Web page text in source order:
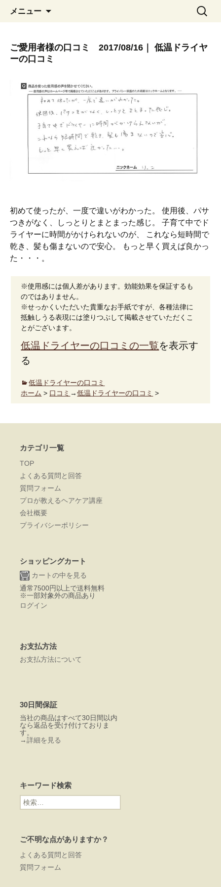
メニュー
ン
ツ
へ
動
検
索:
ご愛用者様の口コミ 2017/08/16｜ 低温ドライヤ
ーの口コミ
初めて使ったが、一度で違いがわかった。 使用後、パサ
つきがなく、しっとりとまとまった感じ。 子育て中でド
ライヤーに時間がかけられないのが、 これなら短時間で
乾き、髪も傷まないので安心。 もっと早く買えば良かっ
た・・・。
※使用感には個人差があります。効能効果を保証するも
のではありません。
※せっかくいただいた貴重なお手紙ですが、各種法律に
抵触しうる表現には塗りつぶして掲載させていただくこ
とがございます。
低温ドライヤーの口コミの一覧を表示す
る
低温ドライヤーの口コミ
ホーム > 口コミ →低温ドライヤーの口コミ >
カテゴリ一覧
TOP
よくある質問と回答
質問フォーム
プロが教えるヘアケア講座
会社概要
プライバシーポリシー
ショッピングカート
カートの中を見る
通常7500円以上で送料無料
※一部対象外の商品あり
ログイン
お支払方法
お支払方法について
30日間保証
当社の商品はすべて30日間以内
なら返品を受け付けておりま
す。
→詳細を見る
キーワード検索
検
索:
ご不明な点がありますか？
よくある質問と回答
質問フォーム